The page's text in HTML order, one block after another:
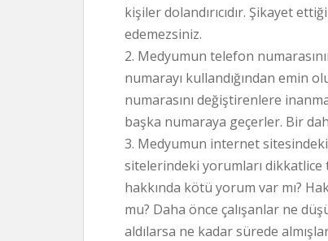
kişiler dolandırıcıdır. Şikayet
edemezsiniz.
2. Medyumun telefon
numarayı kullandığından emin
numarasını değiştirenlere
başka numaraya geçerler. Bir
3. Medyumun internet
sitelerindeki yorumları dikkatlice
hakkında kötü yorum var mı?
mu? Daha önce çalışanlar ne
aldılarsa ne kadar sürede